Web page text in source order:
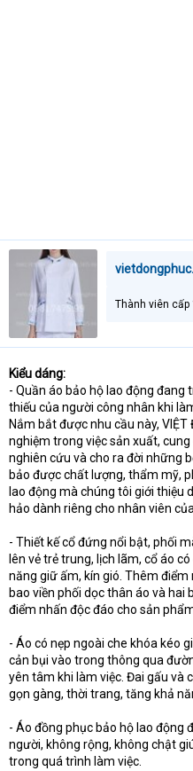
Thành viên cấp
Kiểu dáng:
- Quần áo bảo hộ lao động
thiếu của người công nhân khi
Nắm bắt được nhu cầu này, VIỆT
nghiệm trong việc sản xuất,
nghiên cứu và cho ra đời những
bảo được chất lượng, thẩm mỹ,
lao động mà chúng tôi giới thiệu
hảo dành riêng cho nhân viên
- Thiết kế cổ đứng nổi bật, phối
lên vẻ trẻ trung, lịch lãm, cổ áo
năng giữ ấm, kín gió. Thêm
bao viền phối dọc thân áo và hai
điểm nhấn độc đáo cho sản
- Áo có nẹp ngoài che khóa kéo
cản bụi vào trong thông qua
yên tâm khi làm việc. Đai gấu và
gọn gàng, thời trang, tăng khả
- Áo đồng phục bảo hộ lao động
người, không rộng, không chật
trong quá trình làm việc.